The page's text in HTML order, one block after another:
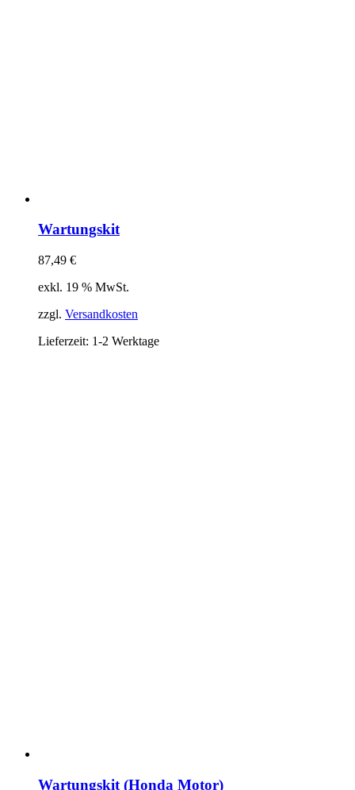
Wartungskit
87,49 €
exkl. 19 % MwSt.
zzgl. Versandkosten
Lieferzeit: 1-2 Werktage
Wartungskit (Honda Motor)